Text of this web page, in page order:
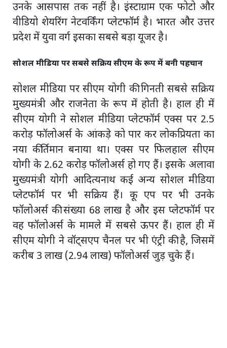
उनके आसपास तक नहीं है। इंस्टाग्राम एक फोटो और
वीडियो शेयरिंग नेटवर्किंग प्लेटफॉर्म है। भारत और उत्तर
प्रदेश में युवा वर्ग इसका सबसे बड़ा यूजर है।
सोशल मीडिया पर सबसे सक्रिय सीएम के रूप में बनी पहचान
सोशल मीडिया पर सीएम योगी की गिनती सबसे सक्रिय
मुख्यमंत्री और राजनेता के रूप में होती है। हाल ही में
सीएम योगी ने सोशल मीडिया प्लेटफॉर्म एक्स पर 2.5
करोड़ फॉलोअर्स के आंकड़े को पार कर लोकप्रियता का
नया कीर्तिमान बनाया था। एक्स पर फिलहाल सीएम
योगी के 2.62 करोड़ फॉलोअर्स हो गए हैं। इसके अलावा
मुख्यमंत्री योगी आदित्यनाथ कई अन्य सोशल मीडिया
प्लेटफॉर्म पर भी सक्रिय हैं। कू एप पर भी उनके
फॉलोअर्स की संख्या 68 लाख है और इस प्लेटफॉर्म पर
वह फॉलोअर्स के मामले में सबसे ऊपर हैं। हाल ही में
सीएम योगी ने वॉट्सएप चैनल पर भी एंट्री की है, जिसमें
करीब 3 लाख (2.94 लाख) फॉलोअर्स जुड़ चुके हैं।